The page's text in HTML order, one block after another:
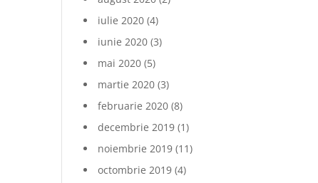
iulie 2020 (4)
iunie 2020 (3)
mai 2020 (5)
martie 2020 (3)
februarie 2020 (8)
decembrie 2019 (1)
noiembrie 2019 (11)
octombrie 2019 (4)